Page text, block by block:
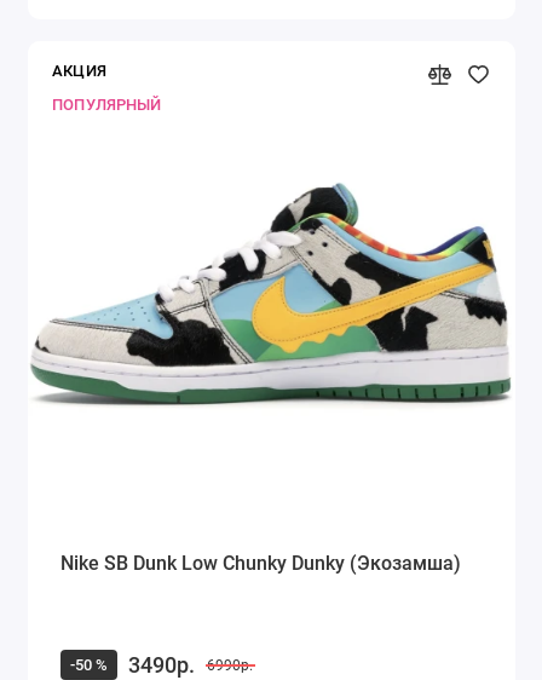
АКЦИЯ
ПОПУЛЯРНЫЙ
Nike SB Dunk Low Chunky Dunky (Экозамша)
-50 % 3490р. 6990р.